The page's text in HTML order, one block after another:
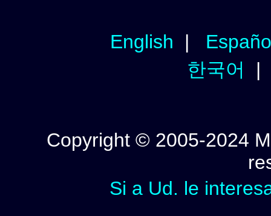
English |
한국어
Copyright © 2005-2024
Si a Ud. le